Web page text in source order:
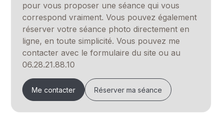
pour vous proposer une séance qui vous
correspond vraiment. Vous pouvez également
réserver votre séance photo directement en
ligne, en toute simplicité. Vous pouvez me
contacter avec le formulaire du site ou au
06.28.21.88.10
Me contacter Réserver ma séance